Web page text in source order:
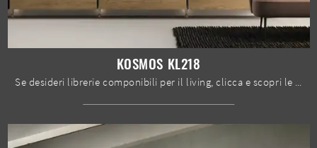
KOSMOS KL218
Se desideri librerie componibili per il living, clicca e scopri le nostre soluzioni moderne: il modello Kosmos KL218 Moretti Compact Giorno Notte ti ...